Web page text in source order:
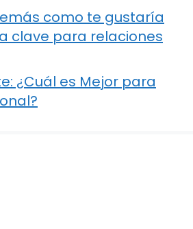
como te gustaría
clave para relaciones
¿Cuál es Mejor para